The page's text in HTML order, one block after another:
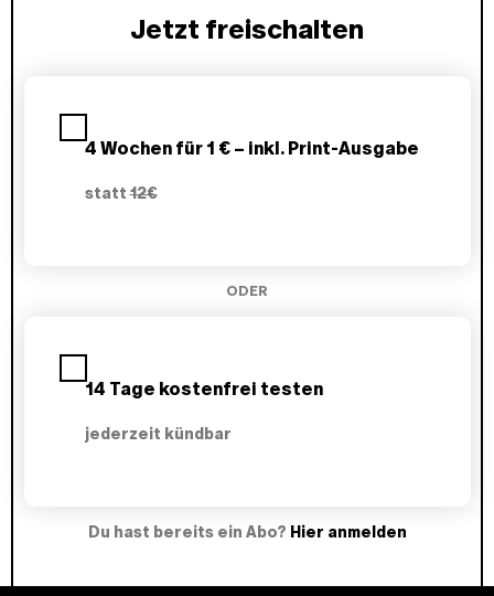
Jetzt freischalten
4 Wochen für 1 € – inkl. Print-Ausgabe
statt12€
ODER
14 Tage kostenfrei testen
jederzeit kündbar
Du hast bereits ein Abo? Hier anmelden